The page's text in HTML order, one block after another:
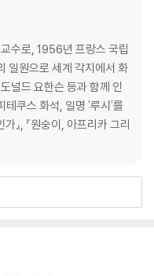
수로, 1956년 프랑스 국립
일원으로 세계 각지에서 화
널드 요한슨 등과 함께 인
테쿠스 화석, 일명 '루시'를
』, 『원숭이, 아프리카 그리